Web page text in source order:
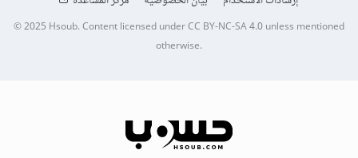
© 2025Hsoub.Content licensed underCC BY-NC-SA 4.0unless mentioned
otherwise.